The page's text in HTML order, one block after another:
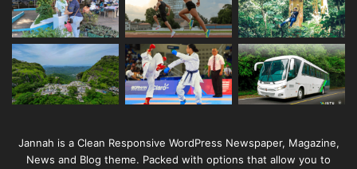
Jannah is a Clean Responsive WordPress Newspaper, Magazine,
News and Blog theme. Packed with options that allow you to